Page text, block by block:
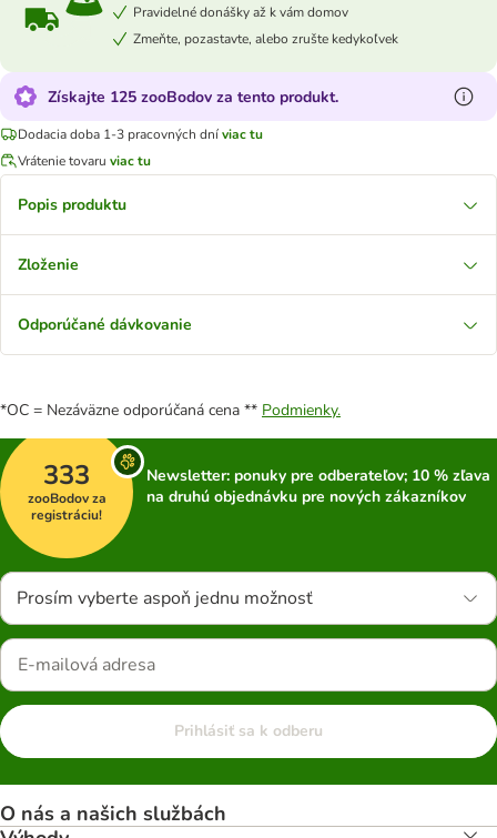
Pravidelné donášky až k vám domov
Zmeňte, pozastavte, alebo zrušte kedykoľvek
Získajte 125 zooBodov za tento produkt.
Dodacia doba 1-3 pracovných dníviac tu
Vrátenie tovaru viac tu
Popis produktu
Zloženie
Odporúčané dávkovanie
*OC = Nezáväzne odporúčaná cena ** Podmienky.
333
zooBodov za
registráciu!
Newsletter: ponuky pre odberateľov; 10 % zľava
na druhú objednávku pre nových zákazníkov
Prosím vyberte aspoň jednu možnosť
Prihlásiť sa k odberu
O nás a našich službách